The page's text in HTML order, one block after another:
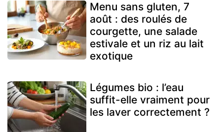
Menu sans gluten, 7
août : des roulés de
courgette, une salade
estivale et un riz au lait
exotique
Légumes bio : l’eau
suffit-elle vraiment pour
les laver correctement ?